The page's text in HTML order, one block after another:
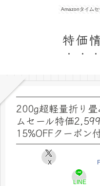
Amazonタイムセ
特価
200g超軽量折り畳
ムセール特価
15%OFFクーポン
X
LINE